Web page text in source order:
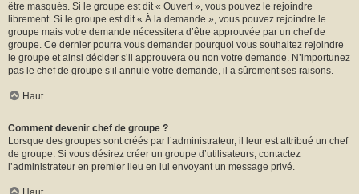
être masqués. Si le groupe est dit « Ouvert », vous pouvez le rejoindre
librement. Si le groupe est dit « À la demande », vous pouvez rejoindre le
groupe mais votre demande nécessitera d’être approuvée par un chef de
groupe. Ce dernier pourra vous demander pourquoi vous souhaitez rejoindre
le groupe et ainsi décider s’il approuvera ou non votre demande. N’importunez
pas le chef de groupe s’il annule votre demande, il a sûrement ses raisons.
Haut
Comment devenir chef de groupe ?
Lorsque des groupes sont créés par l’administrateur, il leur est attribué un chef
de groupe. Si vous désirez créer un groupe d’utilisateurs, contactez
l’administrateur en premier lieu en lui envoyant un message privé.